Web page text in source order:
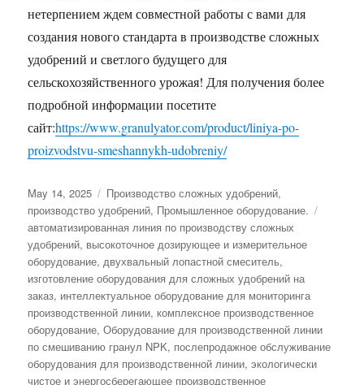
нетерпением ждем совместной работы с вами для
создания нового стандарта в производстве сложных
удобрений и светлого будущего для
сельскохозяйственного урожая! Для получения более
подробной информации посетите
сайт:https://www.granulyator.com/product/liniya-po-
proizvodstvu-smeshannykh-udobreniy/
Posted
on
May 14, 2025 Categories
Производство сложных удобрений,
производство удобрений, Промышленное оборудование.
автоматизированная линия по производству сложных
удобрений, высокоточное дозирующее и измерительное
оборудование, двухвальный лопастной смеситель,
изготовление оборудования для сложных удобрений на
заказ, интеллектуальное оборудование для мониторинга
производственной линии, комплексное производственное
оборудование,Оборудование для производственной линии
по смешиванию гранул NPK, послепродажное обслуживание
оборудования для производственной линии,экологически
чистое и энергосберегающее производственное